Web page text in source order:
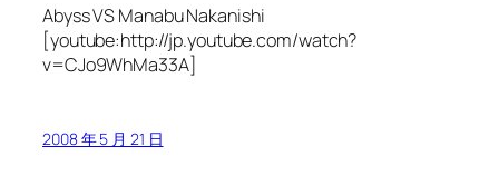
Abyss VS Manabu Nakanishi
[youtube:http://jp.youtube.com/watch?
v=CJo9WhMa33A]
2008 年 5 月 21 日